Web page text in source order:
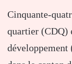
Cinquante-
quartier (CDQ)